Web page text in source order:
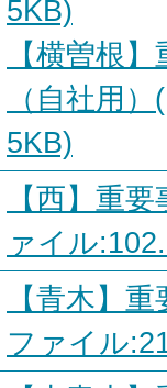
5KB)
【横曽根
（自社用
5KB)
【西】重
ァイル
【青木】
ファイル